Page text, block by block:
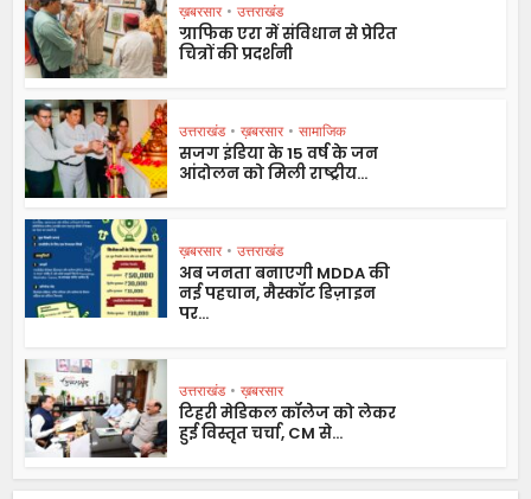
ख़बरसार • उत्तराखंड
ग्राफिक एरा में संविधान से प्रेरित
चित्रों की प्रदर्शनी
उत्तराखंड • ख़बरसार • सामाजिक
सजग इंडिया के 15 वर्ष के जन
आंदोलन को मिली राष्ट्रीय...
ख़बरसार • उत्तराखंड
अब जनता बनाएगी MDDA की
नई पहचान, मैस्कॉट डिज़ाइन
पर...
उत्तराखंड • ख़बरसार
टिहरी मेडिकल कॉलेज को लेकर
हुई विस्तृत चर्चा, CM से...